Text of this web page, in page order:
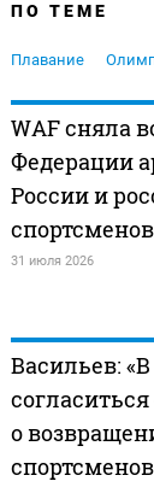
ПО ТЕМЕ
Плавание
WAF сняла
Федерации
России и
спортсменов
31 июля 2026
Васильев:
о